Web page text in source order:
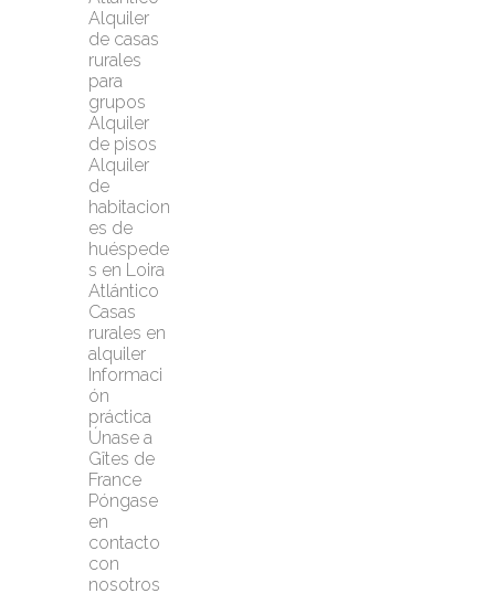
Alquiler
de casas
rurales
para
grupos
Alquiler
de pisos
Alquiler
de
habitacion
es de
huéspede
s en Loira
Atlántico
Casas
rurales en
alquiler
Informaci
ón
práctica
Únase a
Gîtes de
France
Póngase
en
contacto
con
nosotros